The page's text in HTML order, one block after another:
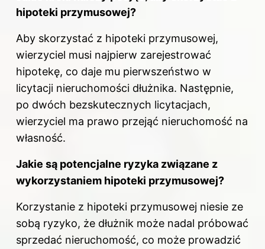
hipoteki przymusowej?
Aby skorzystać z hipoteki przymusowej,
wierzyciel musi najpierw zarejestrować
hipotekę, co daje mu pierwszeństwo w
licytacji nieruchomości dłużnika. Następnie,
po dwóch bezskutecznych licytacjach,
wierzyciel ma prawo przejąć nieruchomość na
własność.
Jakie są potencjalne ryzyka związane z
wykorzystaniem hipoteki przymusowej?
Korzystanie z hipoteki przymusowej niesie ze
sobą ryzyko, że dłużnik może nadal próbować
sprzedać nieruchomość, co może prowadzić